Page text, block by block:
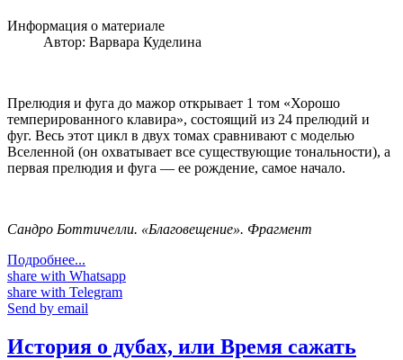
Информация о материале
Автор: Варвара Куделина
Прелюдия и фуга до мажор открывает 1 том «Хорошо
темперированного клавира», состоящий из 24 прелюдий и
фуг. Весь этот цикл в двух томах сравнивают с моделью
Вселенной (он охватывает все существующие тональности), а
первая прелюдия и фуга — ее рождение, самое начало.
Сандро Боттичелли. «Благовещение». Фрагмент
Подробнее...
share with Whatsapp
share with Telegram
Send by email
История о дубах, или Время сажать